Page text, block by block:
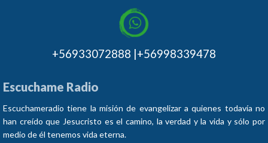
+56933072888 |+56998339478
Escuchame Radio
Escuchameradio tiene la misión de evangelizar a quienes todavía no
han creído que Jesucristo es el camino, la verdad y la vida y sólo por
medio de él tenemos vida eterna.